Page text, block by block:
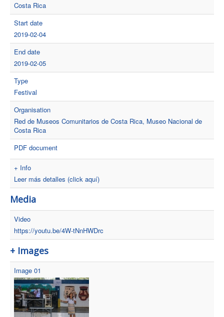
Costa Rica
Start date
2019-02-04
End date
2019-02-05
Type
Festival
Organisation
Red de Museos Comunitarios de Costa Rica, Museo Nacional de
Costa Rica
PDF document
+ Info
Leer más detalles (click aquí)
Media
Video
https://youtu.be/4W-tNnHWDrc
+ Images
Image 01